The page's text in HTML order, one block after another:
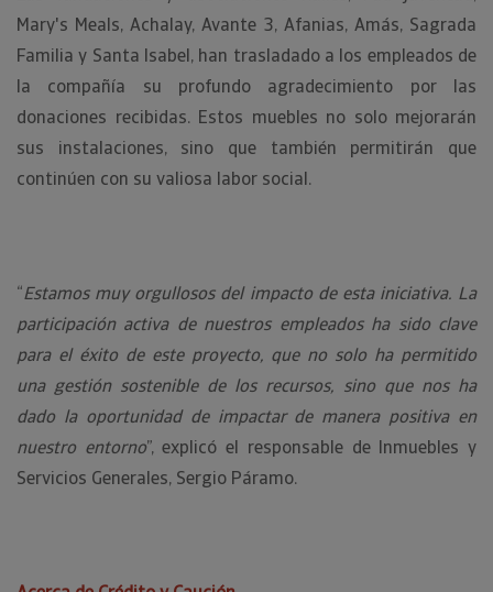
Mary's Meals, Achalay, Avante 3, Afanias, Amás, Sagrada
Familia y Santa Isabel, han trasladado a los empleados de
la compañía su profundo agradecimiento por las
donaciones recibidas. Estos muebles no solo mejorarán
sus instalaciones, sino que también permitirán que
continúen con su valiosa labor social.
“Estamos muy orgullosos del impacto de esta iniciativa. La
participación activa de nuestros empleados ha sido clave
para el éxito de este proyecto, que no solo ha permitido
una gestión sostenible de los recursos, sino que nos ha
dado la oportunidad de impactar de manera positiva en
nuestro entorno”, explicó el responsable de Inmuebles y
Servicios Generales, Sergio Páramo.